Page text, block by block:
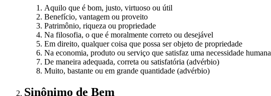
Aquilo que é bom, justo, virtuoso ou útil
Benefício, vantagem ou proveito
Patrimônio, riqueza ou propriedade
Na filosofia, o que é moralmente correto ou desejável
Em direito, qualquer coisa que possa ser objeto de propriedade
Na economia, produto ou serviço que satisfaz uma necessidade humana
De maneira adequada, correta ou satisfatória (advérbio)
Muito, bastante ou em grande quantidade (advérbio)
Sinônimo de Bem